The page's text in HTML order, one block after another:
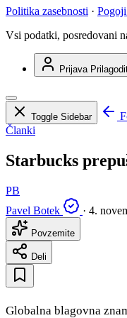
Politika zasebnosti ·
Vsi podatki, posredovani
Prijava
Toggle Sidebar
Članki
Starbucks
PB
Pavel Botek
· 4.
Povzemite
Deli
Globalna blagovna